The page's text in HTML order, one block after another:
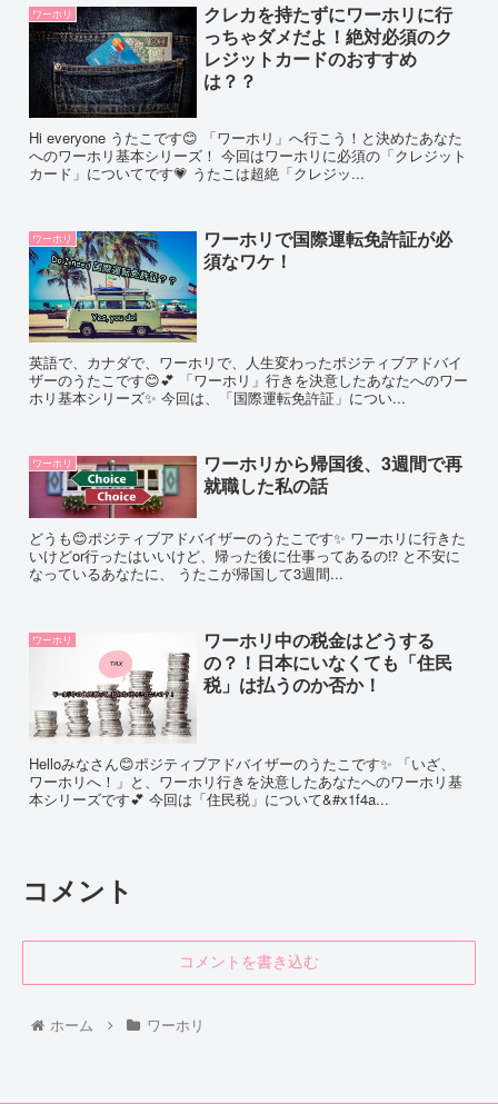
ワーホリ
クレカを持たずにワーホリに行
っちゃダメだよ！絶対必須のク
レジットカードのおすすめ
は？？
Hi everyone うたこです😊 「ワーホリ」へ行こう！と決めたあなた
へのワーホリ基本シリーズ！ 今回はワーホリに必須の「クレジット
カード」についてです💗 うたこは超絶「クレジッ...
ワーホリ
ワーホリで国際運転免許証が必
須なワケ！
英語で、カナダで、ワーホリで、人生変わったポジティブアドバイ
ザーのうたこです😊💕 「ワーホリ」行きを決意したあなたへのワー
ホリ基本シリーズ✨ 今回は、「国際運転免許証」につい...
ワーホリ
ワーホリから帰国後、3週間で再
就職した私の話
どうも😊ポジティブアドバイザーのうたこです✨ ワーホリに行きた
いけどor行ったはいいけど、帰った後に仕事ってあるの⁉ と不安に
なっているあなたに、 うたこが帰国して3週間...
ワーホリ
ワーホリ中の税金はどうする
の？！日本にいなくても「住民
税」は払うのか否か！
Helloみなさん😊ポジティブアドバイザーのうたこです✨ 「いざ、
ワーホリへ！」と、ワーホリ行きを決意したあなたへのワーホリ基
本シリーズです💕 今回は「住民税」について&#x1f4a...
コメント
コメントを書き込む
ホーム ワーホリ